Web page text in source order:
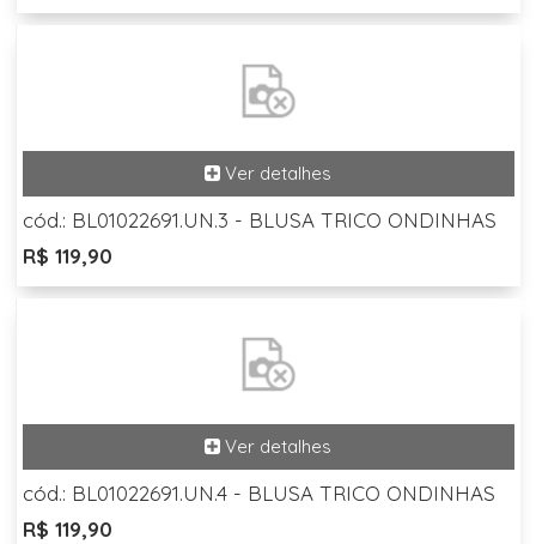
cód.: BL01022691.UN.3 - BLUSA TRICO ONDINHAS
R$ 119,90
cód.: BL01022691.UN.4 - BLUSA TRICO ONDINHAS
R$ 119,90